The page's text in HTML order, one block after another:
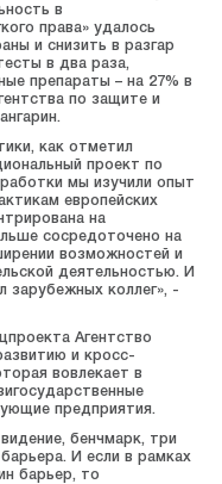
в
права» удалось
и снизить в разгар
в два раза,
препараты – на 27% в
по защите и
как отметил
проект по
мы изучили опыт
европейских
на
сосредоточено на
возможностей и
деятельностью. И
зарубежных коллег», -
Агентство
и кросс-
вовлекает в
предприятия.
бенчмарк, три
И если в рамках
барьер, то